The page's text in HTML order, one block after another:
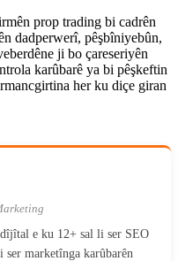
prop trading bi cadrên
dadperwerî, pêşbîniyebûn,
ji bo çareseriyên
karûbarê ya bi pêşkeftin
her ku diçe giran
dîjîtal e ku 12+ sal li ser SEO
marketînga karûbarên